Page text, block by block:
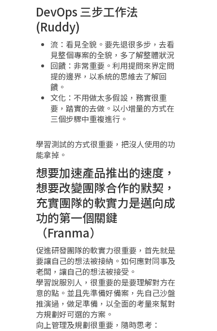
DevOps 三步工作法
(Ruddy)
流：看見全貌。要先退很多步，去看
見整個專案的全貌，多了解整體狀況
回饋：非常重要。利用提問來界定問
提的邊界，以系統的思維去了解回
饋。
文化：不用做太多假設，務實很重
要，踏實的去做。以小增量的方式在
三個步驟中重複進行。
學習測試的方式很重要，把沒人使用的功
能拿掉。
想要加速產品推出的速度，
想要改變團隊合作的默契，
充實團隊的軟實力是邁向成
功的第一個關鍵
（Franma）
促進研發團隊的軟實力很重要，首先就是
要讓自己的想法被接納。如何應對同事及
老闆，讓自己的想法被接受。
學習說服別人，很重要的是要理解對方在
意的點。並且先準備好備案，先自己沙盤
推演過，做足準備，以全面的考量來幫對
方規劃好可選的方案。
向上管理及規劃很重要，隨時思考：